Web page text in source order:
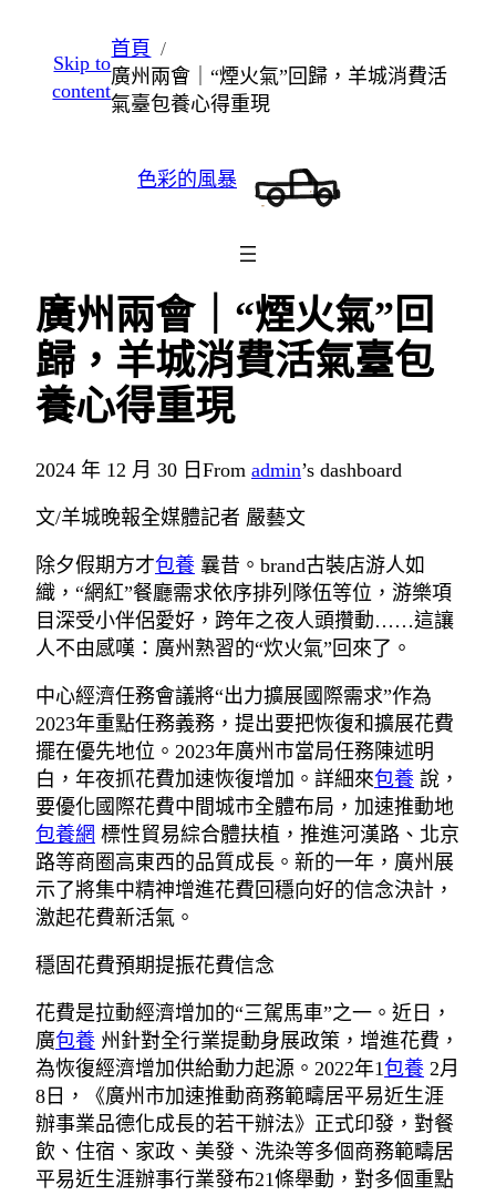
至
主
Skip to
content
首頁
廣州兩會｜“煙火氣”回歸，羊城消費活
氣臺包養心得重現
色彩的風暴
廣州兩會｜“煙火氣”回
歸，羊城消費活氣臺包
養心得重現
2024 年 12 月 30 日 From admin’s dashboard
文/羊城晚報全媒體記者 嚴藝文
除夕假期方才包養 曩昔。brand古裝店游人如
織，“網紅”餐廳需求依序排列隊伍等位，游樂項
目深受小伴侶愛好，跨年之夜人頭攢動……這讓
人不由感嘆：廣州熟習的“炊火氣”回來了。
中心經濟任務會議將“出力擴展國際需求”作為
2023年重點任務義務，提出要把恢復和擴展花費
擺在優先地位。2023年廣州市當局任務陳述明
白，年夜抓花費加速恢復增加。詳細來包養 說，
要優化國際花費中間城市全體布局，加速推動地
包養網 標性貿易綜合體扶植，推進河漢路、北京
路等商圈高東西的品質成長。新的一年，廣州展
示了將集中精神增進花費回穩向好的信念決計，
激起花費新活氣。
穩固花費預期提振花費信念
花費是拉動經濟增加的“三駕馬車”之一。近日，
廣包養 州針對全行業提動身展政策，增進花費，
為恢復經濟增加供給動力起源。2022年1包養 2月
8日，《廣州市加速推動商務範疇居平易近生涯
辦事業品德化成長的若干辦法》正式印發，對餐
飲、住宿、家政、美發、洗染等多個商務範疇居
平易近生涯辦事行業發布21條舉動，對多個重點